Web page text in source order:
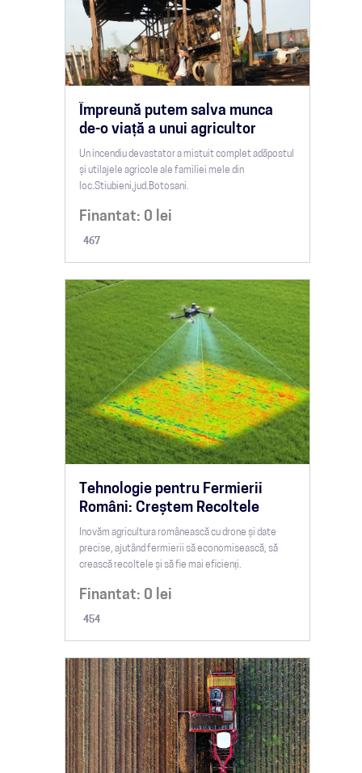
Împreună putem salva munca
de-o viață a unui agricultor
Un incendiu devastator a mistuit complet adăpostul
și utilajele agricole ale familiei mele din
loc.Stiubieni,jud.Botosani.
Finantat: 0 lei
467
Tehnologie pentru Fermierii
Români: Creștem Recoltele
Inovăm agricultura românească cu drone și date
precise, ajutând fermierii să economisească, să
crească recoltele și să fie mai eficienți.
Finantat: 0 lei
454